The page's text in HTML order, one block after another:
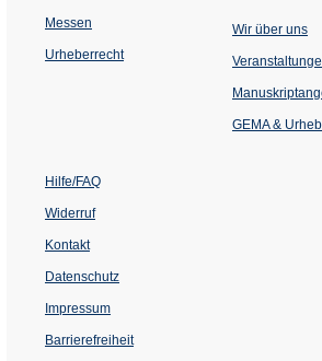
Messen
Urheberrecht
Wir über uns
GEMA &
Hilfe/FAQ
Widerruf
Kontakt
Datenschutz
Impressum
Barrierefreiheit